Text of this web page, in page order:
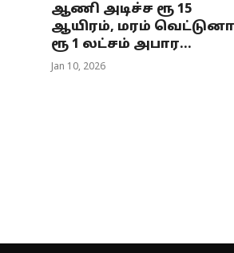
ஆணி அடிச்ச ரூ 15
ஆயிரம், மரம் வெட்டுனா
ரூ 1 லட்சம் அபார...
Jan 10, 2026